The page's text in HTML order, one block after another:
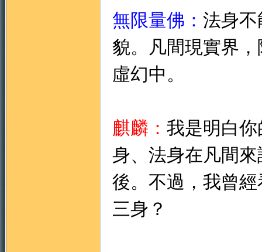
無限量佛： 法身
貌。凡間現實界
虛幻中。
麒麟： 我是明白
身、法身在凡間
後。不過，我曾
三身？